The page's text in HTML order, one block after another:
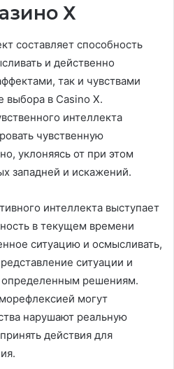
Х
составляет способность
и действенно
так и чувствами
выбора в Casino X.
интеллекта
чувственную
уклоняясь от при этом
западней и искажений.
интеллекта выступает
в текущем времени
ситуацию и осмысливать,
ситуации и
решениям.
могут
нарушают реальную
действия для